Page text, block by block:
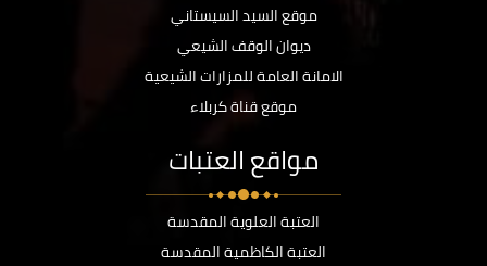
موقع السيد السيستاني
ديوان الوقف الشيعي
الامانة العامة للمزارات الشيعية
موقع قناة كربلاء
مواقع العتبات
العتبة العلوية المقدسة
العتبة الكاظمية المقدسة